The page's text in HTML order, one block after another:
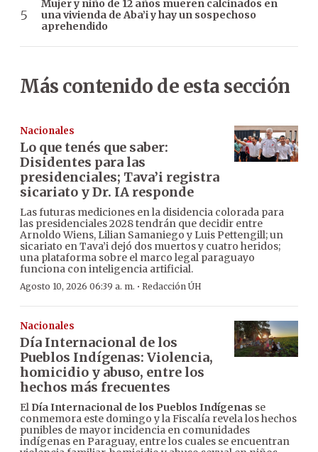
Mujer y niño de 12 años mueren calcinados en
una vivienda de Aba’i y hay un sospechoso
aprehendido
Más contenido de esta sección
Nacionales
Lo que tenés que saber:
Disidentes para las
presidenciales; Tava’i registra
sicariato y Dr. IA responde
Las futuras mediciones en la disidencia colorada para
las presidenciales 2028 tendrán que decidir entre
Arnoldo Wiens, Lilian Samaniego y Luis Pettengill; un
sicariato en Tava’i dejó dos muertos y cuatro heridos;
una plataforma sobre el marco legal paraguayo
funciona con inteligencia artificial.
Agosto 10, 2026 06:39 a. m. · Redacción ÚH
Nacionales
Día Internacional de los
Pueblos Indígenas: Violencia,
homicidio y abuso, entre los
hechos más frecuentes
El Día Internacional de los Pueblos Indígenas se
conmemora este domingo y la Fiscalía revela los hechos
punibles de mayor incidencia en comunidades
indígenas en Paraguay, entre los cuales se encuentran